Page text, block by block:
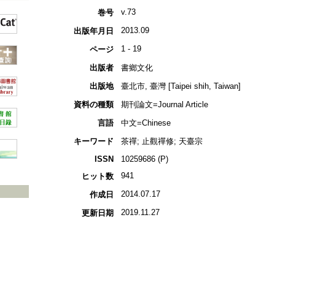
巻号
v.73
出版年月日 2013.09
ページ 1 - 19
出版者
書鄉文化
出版地
臺北市, 臺灣 [Taipei shih, Taiwan]
資料の種類
期刊論文=Journal Article
言語
中文=Chinese
キーワード
茶禪; 止觀禪修; 天臺宗
ISSN
10259686 (P)
ヒット数
941
作成日 2014.07.17
更新日期 2019.11.27